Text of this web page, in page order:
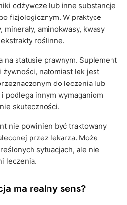
odżywcze lub inne substancje
fizjologicznym. W praktyce
minerały, aminokwasy, kwasy
ekstrakty roślinne.
na statusie prawnym. Suplement
natomiast lek jest
do leczenia lub
podlega innym wymaganiom
skuteczności.
nie powinien być traktowany
przez lekarza. Może
sytuacjach, ale nie
leczenia.
ma realny sens?